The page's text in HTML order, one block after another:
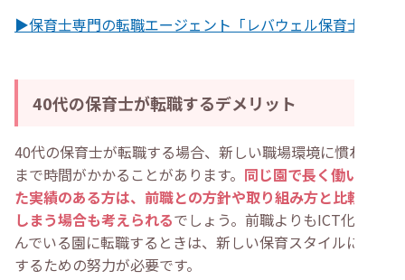
▶保育士専門の転職エージェント「レバウェル保育士」
40代の保育士が転職するデメリット
40代の保育士が転職する場合、新しい職場環境に慣れる
まで時間がかかることがあります。 同じ園で長く働いてい
た実績のある方は、前職との方針や取り組み方と比較して
しまう場合も考えられるでしょう。前職よりもICT化が進
んでいる園に転職するときは、新しい保育スタイルに適応
するための努力が必要です。